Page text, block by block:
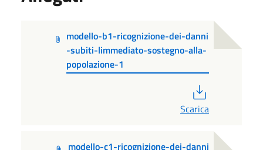
modello-b1-ricognizione-dei-danni
-subiti-limmediato-sostegno-alla-
popolazione-1
Scarica
modello-c1-ricognizione-dei-danni